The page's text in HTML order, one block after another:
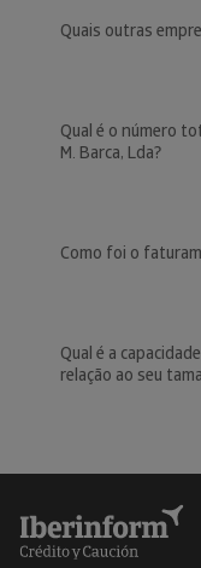
Quais outras
Qual é o número
M. Barca, Lda?
Como foi o
Qual é a
relação ao seu